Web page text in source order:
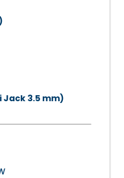
Jack 3.5 mm)